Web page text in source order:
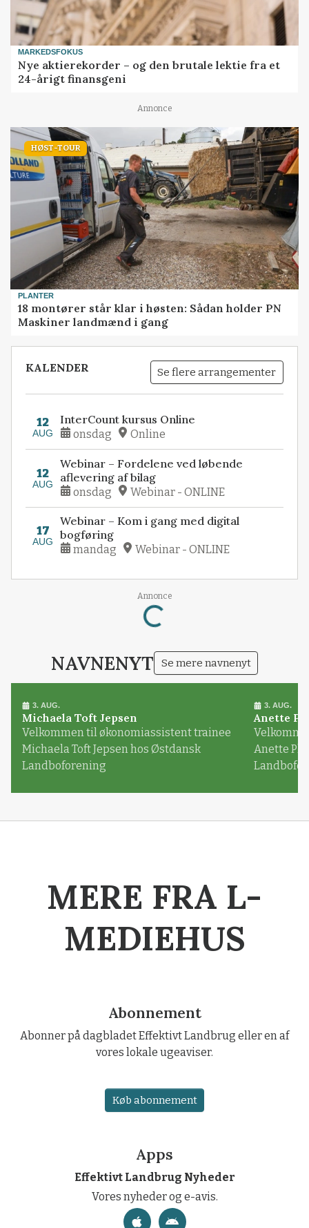
MARKEDSFOKUS
Nye aktierekorder – og den brutale lektie fra et
24-årigt finansgeni
Annonce
HØST-TOUR
PLANTER
18 montører står klar i høsten: Sådan holder PN
Maskiner landmænd i gang
KALENDER Se flere arrangementer
12
AUG
InterCount kursus Online
onsdag Online
12
AUG
Webinar – Fordelene ved løbende
aflevering af bilag
onsdag Webinar - ONLINE
17
AUG
Webinar – Kom i gang med digital
bogføring
mandag Webinar - ONLINE
Annonce
Loading...
NAVNENYT Se mere navnenyt
3. AUG.
Michaela Toft Jepsen
Velkommen til økonomiassistent trainee
Michaela Toft Jepsen hos Østdansk
Landboforening
3. AUG.
Anette
Anette
MERE FRA L-
MEDIEHUS
Abonnement
Abonner på dagbladet Effektivt Landbrug eller en af
vores lokale ugeaviser.
Køb abonnement
Apps
Effektivt Landbrug Nyheder
Vores nyheder og e-avis.